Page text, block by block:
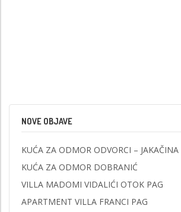
NOVE OBJAVE
KUĆA ZA ODMOR ODVORCI –
KUĆA ZA ODMOR DOBRANIĆ
VILLA MADOMI VIDALIĆI OTOK PAG
APARTMENT VILLA FRANCI PAG